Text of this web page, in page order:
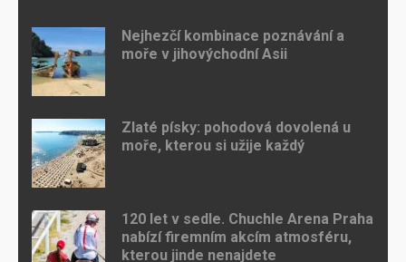
Nejhezčí kombinace poznávání a
moře v jihovýchodní Asii
Zlaté písky: pohodová dovolená u
moře, kterou si užije každý
120 let v sedle. Chuchle Arena Praha
nabízí firemním akcím atmosféru,
kterou jinde nenajdete